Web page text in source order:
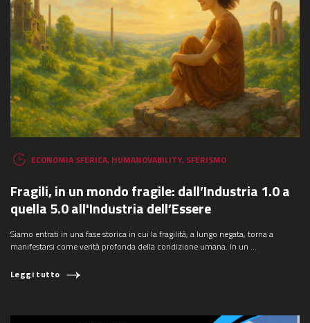
ECONOMIA SFERICA, HUMANOVABILITY, SFERISMO
Fragili, in un mondo fragile: dall’Industria 1.0 a
quella 5.0 all'Industria dell’Essere
Siamo entrati in una fase storica in cui la fragilità, a lungo negata, torna a
manifestarsi come verità profonda della condizione umana. In un ...
Leggi tutto